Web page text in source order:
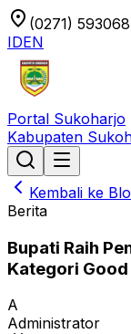
location_on (0271) 593068
IDEN
Portal Sukoharjo
Kabupaten
Kembali ke
Berita
Bupati Raih
Kategori
A
Administrator